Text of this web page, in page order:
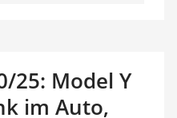
25: Model Y
im Auto,